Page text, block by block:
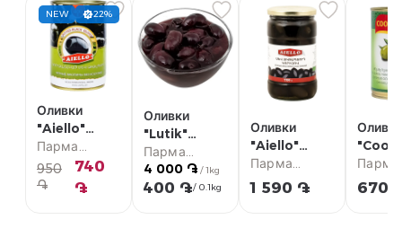
NEW 22%
Оливки
"Aiello"
черные, без
косточек
400г
Парма
супермаркет
950
֏
740
֏
Оливки
"Lutik"
каламата, с
косточкой кг
Парма
супермаркет
4 000 ֏ / 1kg
400 ֏/ 0.1kg
Оливки
"Aiello"
черные, с
косточкой
Парма
супермаркет
1 590 ֏
Парма
670